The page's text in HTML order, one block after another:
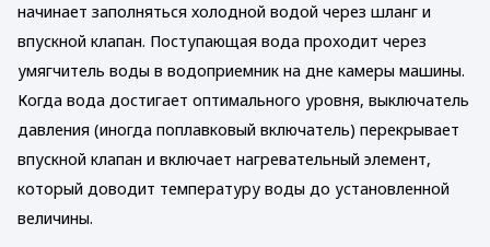
начинает заполняться холодной водой через шланг и
впускной клапан. Поступающая вода проходит через
умягчитель воды в водоприемник на дне камеры машины.
Когда вода достигает оптимального уровня, выключатель
давления (иногда поплавковый включатель) перекрывает
впускной клапан и включает нагревательный элемент,
который доводит температуру воды до установленной
величины.